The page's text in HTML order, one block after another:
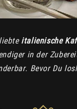
italienische
in der
Bevor Du